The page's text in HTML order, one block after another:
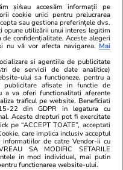
07:40
poate duce la o
Spania:
27 iul.
un nou capitol.
îți poate schimba
și/sau accesăm informații pe
cookie unici pentru prelucrarea
sau gestiona preferințele dvs.
opune utilizării unui interes legitim
confidențialitate. Aceste alegeri
nu vă vor afecta navigarea. Mai
si agentiile de publicitate
de servicii de date analitice)
ului sa functioneze, pentru a
publicitare afisate in functie de
a va oferi functionalitati aferente
traficul pe website. Beneficiati
22 din GDPR in legatura cu
Aceste drepturi pot fi exercitate
pe “ACCEPT TOATE”, acceptati
care implica inclusiv acceptul
informatiilor de catre Vendor-ii cu
SA MODIFIC SETARILE
in mod individual, mai putin
functionarea website-ului.